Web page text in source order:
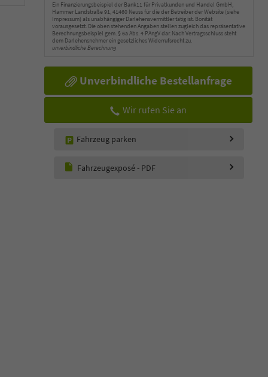
Ein Finanzierungsbeispiel der Bank11 für Privatkunden und Handel GmbH,
Hammer Landstraße 91, 41460 Neuss für die der Betreiber der Website (siehe
Impressum) als unabhängiger Darlehensvermittler tätig ist. Bonität
vorausgesetzt. Die oben stehenden Angaben stellen zugleich das repräsentative
Berechnungsbeispiel gem. § 6a Abs. 4 PAngV dar. Nach Vertragsschluss steht
dem Darlehensnehmer ein gesetzliches Widerrufsrecht zu.
unverbindliche Berechnung
Unverbindliche Bestellanfrage
Wir rufen Sie an
Fahrzeug parken
Fahrzeugexposé - PDF